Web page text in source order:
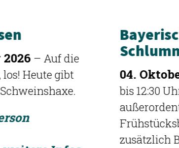
Schlummerfrühstück
04. Oktober 2026– 10:30
bis 12:30 Uhr –
außerordentliches
Frühstücksbuffet mit
zusätzlich Bayerischen